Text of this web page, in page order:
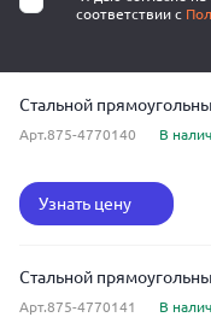
соответствии с
Стальной
Арт.875-4770140 В
Узнать цену
Стальной
Арт.875-4770141 В